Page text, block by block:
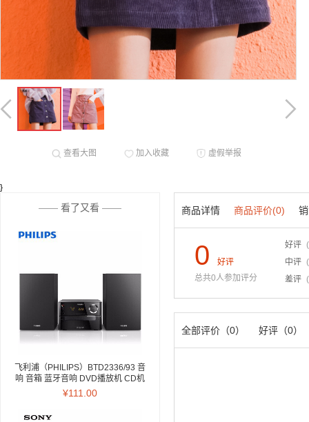
查看大图 加入收藏 虚假举报
}
—— 看了又看 ——
飞利浦（PHILIPS）BTD2336/93 音
响 音箱 蓝牙音响 DVD播放机 CD机
迷你音响 电视音响 电脑音响 家庭卡
¥111.00
商品详情 商品评价(0)
0
好评
总共0人参加评分
好评
中评
差评
全部评价（0） 好评（0）